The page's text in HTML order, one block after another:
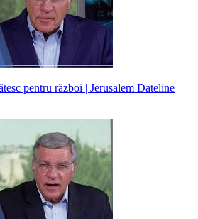
pentru război | Jerusalem Dateline